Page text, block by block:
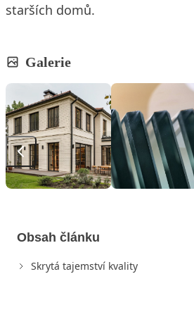
starších domů.
Galerie
Obsah článku
Skrytá tajemství kvality